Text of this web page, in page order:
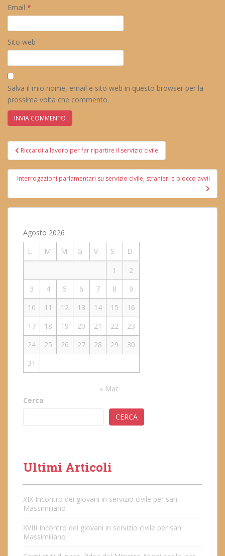
Email *
Sito web
Salva il mio nome, email e sito web in questo browser per la
prossima volta che commento.
Navigazione
articoli
Riccardi a lavoro per far ripartire il servizio civile
Interrogazioni parlamentari su servizio civile, stranieri e blocco avvii
Agosto 2026
L
M M G V S
D
1
2
3
4 5 6 7 8
9
10
11 12 13 14 15
16
17
18 19 20 21 22
23
24
25 26 27 28 29
30
31
« Mar
Cerca
CERCA
Ultimi Articoli
XIX Incontro dei giovani in servizio civile per san
Massimiliano
XVIII Incontro dei giovani in servizio civile per san
Massimiliano